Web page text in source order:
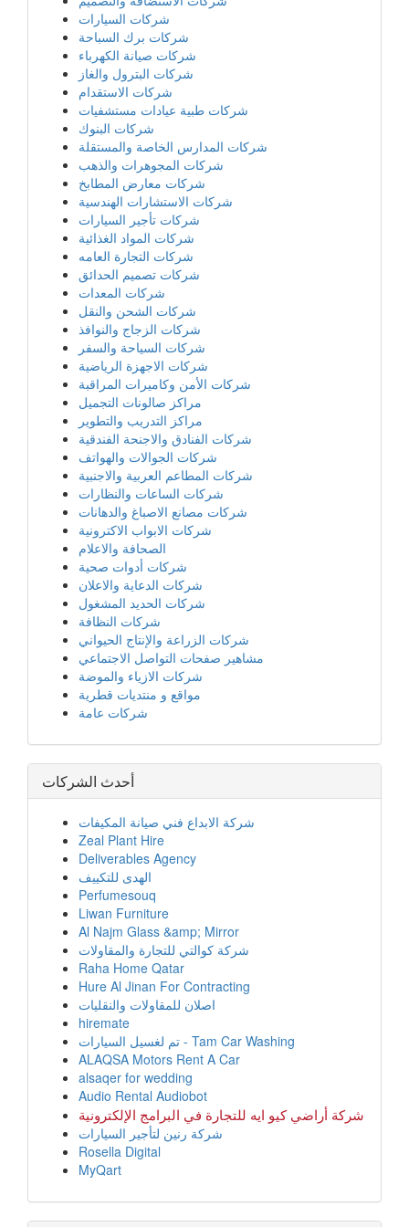
شركات السيارات
شركات برك السباحة
شركات صيانة الكهرباء
شركات البترول والغاز
شركات الاستقدام
شركات طبية عيادات مستشفيات
شركات البنوك
شركات المدارس الخاصة والمستقلة
شركات المجوهرات والذهب
شركات معارض المطابخ
شركات الاستشارات الهندسية
شركات تأجير السيارات
شركات المواد الغذائية
شركات التجارة العامه
شركات تصميم الحدائق
شركات المعدات
شركات الشحن والنقل
شركات الزجاج والنوافذ
شركات السياحة والسفر
شركات الاجهزة الرياضية
شركات الأمن وكاميرات المراقبة
مراكز صالونات التجميل
مراكز التدريب والتطوير
شركات الفنادق والاجنحة الفندقية
شركات الجوالات والهواتف
شركات المطاعم العربية والاجنبية
شركات الساعات والنظارات
شركات مصانع الاصباغ والدهانات
شركات الابواب الاكترونية
الصحافة والاعلام
شركات أدوات صحية
شركات الدعاية والاعلان
شركات الحديد المشغول
شركات النظافة
شركات الزراعة والإنتاج الحيواني
مشاهير صفحات التواصل الاجتماعي
شركات الازياء والموضة
مواقع و منتديات قطرية
شركات عامة
أحدث الشركات
شركة الابداع فني صيانة المكيفات
Zeal Plant Hire
Deliverables Agency
الهدى للتكييف
Perfumesouq
Liwan Furniture
Al Najm Glass &amp; Mirror
شركة كوالتي للتجارة والمقاولات
Raha Home Qatar
Hure Al Jinan For Contracting
اصلان للمقاولات والنقليات
hiremate
تم لغسيل السيارات - Tam Car Washing
ALAQSA Motors Rent A Car
alsaqer for wedding
Audio Rental Audiobot
شركة أراضي كيو ايه للتجارة في البرامج الإلكترونية
شركة رنين لتأجير السيارات
Rosella Digital
MyQart